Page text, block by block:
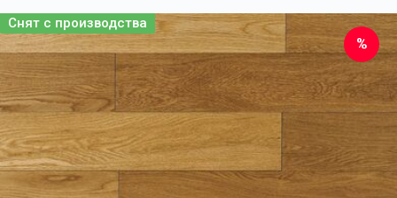
Чем больше площадь,
темНИЖЕ ЦЕНА Попробуйте сами.
Снят с производства